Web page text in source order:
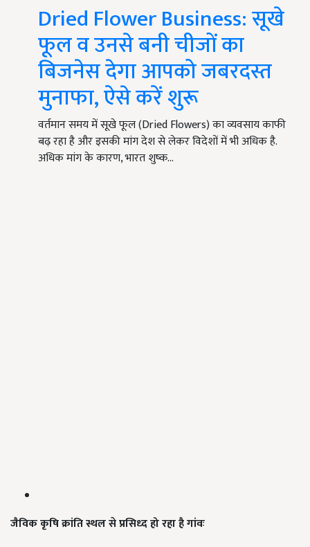
Dried Flower Business: सूखे
फूल व उनसे बनी चीजों का
बिजनेस देगा आपको जबरदस्त
मुनाफा, ऐसे करें शुरू
वर्तमान समय में सूखे फूल (Dried Flowers) का व्यवसाय काफी
बढ़ रहा है और इसकी मांग देश से लेकर विदेशों में भी अधिक है.
अधिक मांग के कारण, भारत शुष्क…
जैविक कृषि क्रांति स्थल से प्रसिध्द हो रहा है गांवः